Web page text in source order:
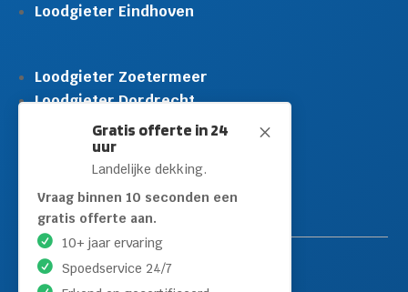
M
Gratis offerte in 24
uur
Landelijke dekking.
Vraag binnen 10 seconden een
gratis offerte aan.
10+ jaar ervaring
Spoedservice 24/7
Loodgieter Eindhoven
Loodgieter Zoetermeer
Loodgieter Dordrecht
Loodgieter Rijswijk
Loodgieter Schiedam
Loodgieter Leidschendam
Loodgieter Hilversum